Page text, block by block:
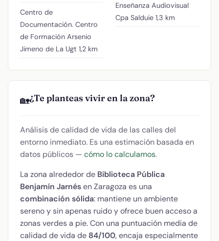
Centro de
Documentación. Centro
de Formación Arsenio
Jimeno de La Ugt 1,2 km
Enseñanza Audiovisual
Cpa Salduie 1,3 km
🏡¿Te planteas vivir en la zona?
Análisis de calidad de vida de las calles del
entorno inmediato. Es una estimación basada en
datos públicos — cómo lo calculamos.
La zona alrededor de Biblioteca Pública
Benjamín Jarnésen Zaragoza es una
combinación sólida: mantiene un ambiente
sereno y sin apenas ruido y ofrece buen acceso a
zonas verdes a pie. Con una puntuación media de
calidad de vida de 84/100, encaja especialmente